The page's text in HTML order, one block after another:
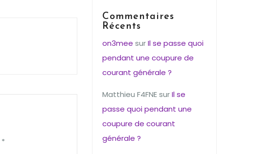
*
Commentaires
Récents
on3mee surIl se passe quoi
pendant une coupure de
courant générale ?
Matthieu F4FNEsurIl se
passe quoi pendant une
coupure de courant
générale ?